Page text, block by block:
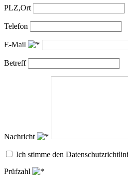
PLZ,Ort
Telefon
E-Mail
Betreff
Nachricht
Ich stimme den
Prüfzahl